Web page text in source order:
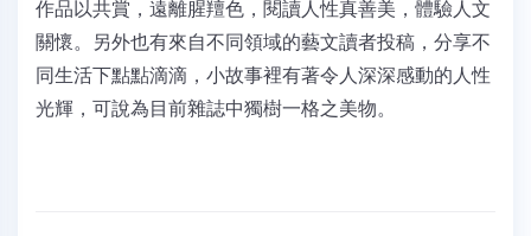
作品以共賞，遠離腥羶色，閱讀人性真善美，體驗人文
關懷。另外也有來自不同領域的藝文讀者投稿，分享不
同生活下點點滴滴，小故事裡有著令人深深感動的人性
光輝，可說為目前雜誌中獨樹一格之美物。